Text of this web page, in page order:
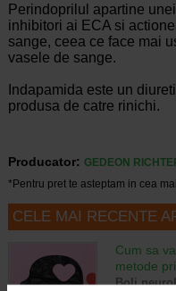
Perindoprilul apartine
inhibitori ai ECA si
sange, ceea ce face mai
vasele de sange.
Indapamida este un
produsa de catre rinichi.
Producator: GEDEON
*Pentru pret te asteptam in cea
CELE MAI RECENTE
Cum sa
metode
Boli